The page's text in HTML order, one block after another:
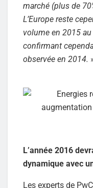
marché (plus de
L’Europe reste
volume en 2015 au
confirmant
observée en 2014.
L’année 2016
dynamique avec
Les experts de